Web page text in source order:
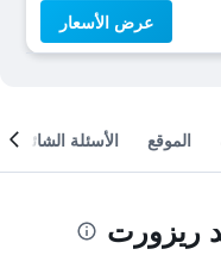
عرض الأسعار
الموقع الأسئلة الشائعة
ريزورت